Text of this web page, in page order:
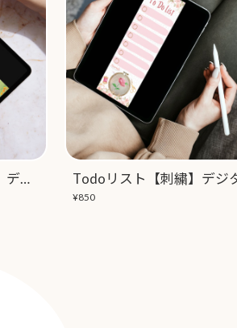
Todoリスト【ひなたぼっこ】デジタルコンテンツ
¥850